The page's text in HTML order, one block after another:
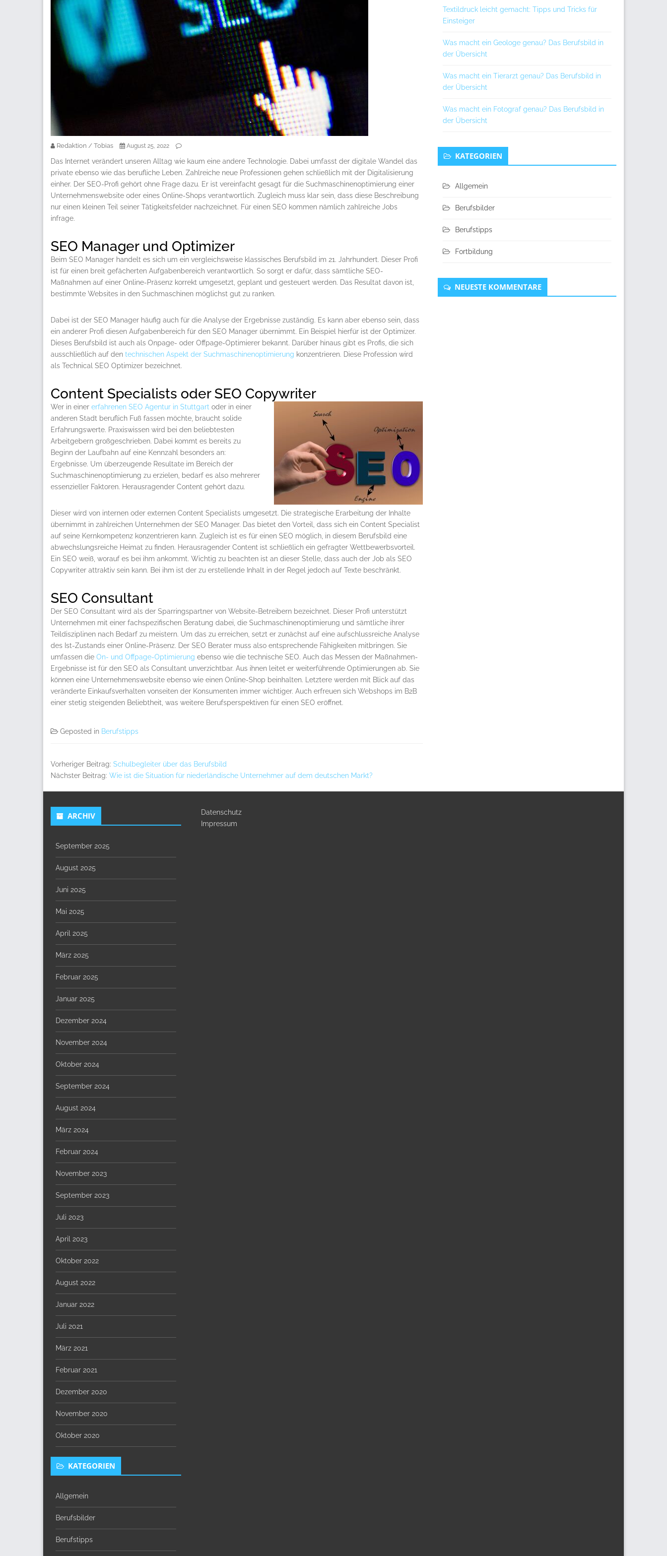
Redaktion / Tobias August 25, 2022
Das Internet verändert unseren Alltag wie kaum eine andere Technologie. Dabei umfasst der digitale Wandel das
private ebenso wie das berufliche Leben. Zahlreiche neue Professionen gehen schließlich mit der Digitalisierung
einher. Der SEO-Profi gehört ohne Frage dazu. Er ist vereinfacht gesagt für die Suchmaschinenoptimierung einer
Unternehmenswebsite oder eines Online-Shops verantwortlich. Zugleich muss klar sein, dass diese Beschreibung
nur einen kleinen Teil seiner Tätigkeitsfelder nachzeichnet. Für einen SEO kommen nämlich zahlreiche Jobs
infrage.
SEO Manager und Optimizer
Beim SEO Manager handelt es sich um ein vergleichsweise klassisches Berufsbild im 21. Jahrhundert. Dieser Profi
ist für einen breit gefächerten Aufgabenbereich verantwortlich. So sorgt er dafür, dass sämtliche SEO-
Maßnahmen auf einer Online-Präsenz korrekt umgesetzt, geplant und gesteuert werden. Das Resultat davon ist,
bestimmte Websites in den Suchmaschinen möglichst gut zu ranken.
Dabei ist der SEO Manager häufig auch für die Analyse der Ergebnisse zuständig. Es kann aber ebenso sein, dass
ein anderer Profi diesen Aufgabenbereich für den SEO Manager übernimmt. Ein Beispiel hierfür ist der Optimizer.
Dieses Berufsbild ist auch als Onpage- oder Offpage-Optimierer bekannt. Darüber hinaus gibt es Profis, die sich
ausschließlich auf den technischen Aspekt der Suchmaschinenoptimierung konzentrieren. Diese Profession wird
als Technical SEO Optimizer bezeichnet.
Content Specialists oder SEO Copywriter
Wer in einer erfahrenen SEO Agentur in Stuttgart oder in einer
anderen Stadt beruflich Fuß fassen möchte, braucht solide
Erfahrungswerte. Praxiswissen wird bei den beliebtesten
Arbeitgebern großgeschrieben. Dabei kommt es bereits zu
Beginn der Laufbahn auf eine Kennzahl besonders an:
Ergebnisse. Um überzeugende Resultate im Bereich der
Suchmaschinenoptimierung zu erzielen, bedarf es also mehrerer
essenzieller Faktoren. Herausragender Content gehört dazu.
Dieser wird von internen oder externen Content Specialists umgesetzt. Die strategische Erarbeitung der Inhalte
übernimmt in zahlreichen Unternehmen der SEO Manager. Das bietet den Vorteil, dass sich ein Content Specialist
auf seine Kernkompetenz konzentrieren kann. Zugleich ist es für einen SEO möglich, in diesem Berufsbild eine
abwechslungsreiche Heimat zu finden. Herausragender Content ist schließlich ein gefragter Wettbewerbsvorteil.
Ein SEO weiß, worauf es bei ihm ankommt. Wichtig zu beachten ist an dieser Stelle, dass auch der Job als SEO
Copywriter attraktiv sein kann. Bei ihm ist der zu erstellende Inhalt in der Regel jedoch auf Texte beschränkt.
SEO Consultant
Der SEO Consultant wird als der Sparringspartner von Website-Betreibern bezeichnet. Dieser Profi unterstützt
Unternehmen mit einer fachspezifischen Beratung dabei, die Suchmaschinenoptimierung und sämtliche ihrer
Teildisziplinen nach Bedarf zu meistern. Um das zu erreichen, setzt er zunächst auf eine aufschlussreiche Analyse
des Ist-Zustands einer Online-Präsenz. Der SEO Berater muss also entsprechende Fähigkeiten mitbringen. Sie
umfassen die On- und Offpage-Optimierung ebenso wie die technische SEO. Auch das Messen der Maßnahmen-
Ergebnisse ist für den SEO als Consultant unverzichtbar. Aus ihnen leitet er weiterführende Optimierungen ab. Sie
können eine Unternehmenswebsite ebenso wie einen Online-Shop beinhalten. Letztere werden mit Blick auf das
veränderte Einkaufsverhalten vonseiten der Konsumenten immer wichtiger. Auch erfreuen sich Webshops im B2B
einer stetig steigenden Beliebtheit, was weitere Berufsperspektiven für einen SEO eröffnet.
Geposted in Berufstipps
Vorheriger Beitrag: Schulbegleiter über das Berufsbild
Nächster Beitrag: Wie ist die Situation für niederländische Unternehmer auf dem deutschen Markt?
Textildruck leicht gemacht: Tipps und Tricks für
Einsteiger
Was macht ein Geologe genau? Das Berufsbild in
der Übersicht
Was macht ein Tierarzt genau? Das Berufsbild in
der Übersicht
Was macht ein Fotograf genau? Das Berufsbild in
der Übersicht
KATEGORIEN
Allgemein
Berufsbilder
Berufstipps
Fortbildung
NEUESTE KOMMENTARE
ARCHIV
September 2025
August 2025
Juni 2025
Mai 2025
April 2025
März 2025
Februar 2025
Januar 2025
Dezember 2024
November 2024
Oktober 2024
September 2024
August 2024
März 2024
Februar 2024
November 2023
September 2023
Juli 2023
April 2023
Oktober 2022
August 2022
Januar 2022
Juli 2021
März 2021
Februar 2021
Dezember 2020
November 2020
Oktober 2020
KATEGORIEN
Allgemein
Berufsbilder
Berufstipps
Datenschutz
Impressum